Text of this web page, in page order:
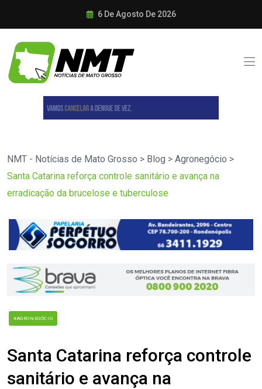
6 De Agosto De 2026
NMT - Notícias de Mato Grosso > Blog > Agronegócio >
Santa Catarina reforça controle sanitário e avança na
erradicação da brucelose e tuberculose
#AGRONEGÓCIO
Santa Catarina reforça controle
sanitário e avança na